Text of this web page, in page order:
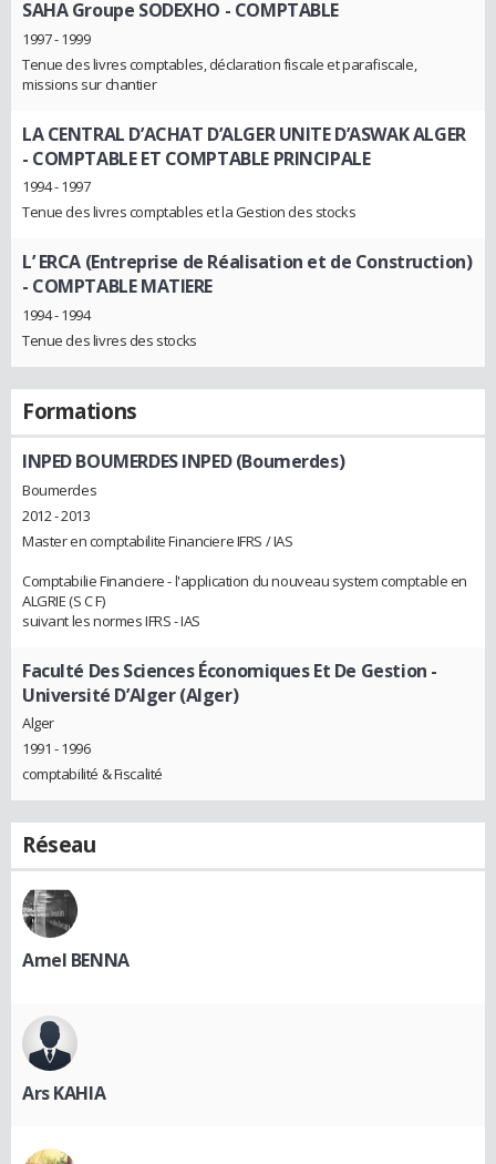
SAHA Groupe SODEXHO - COMPTABLE
1997 - 1999
Tenue des livres comptables, déclaration fiscale et parafiscale,
missions sur chantier
LA CENTRAL D’ACHAT D’ALGER UNITE D’ASWAK ALGER
- COMPTABLE ET COMPTABLE PRINCIPALE
1994 - 1997
Tenue des livres comptables et la Gestion des stocks
L’ ERCA (Entreprise de Réalisation et de Construction)
- COMPTABLE MATIERE
1994 - 1994
Tenue des livres des stocks
Formations
INPED BOUMERDES INPED (Boumerdes)
Boumerdes
2012 - 2013
Master en comptabilite Financiere IFRS / IAS
Comptabilie Financiere - l'application du nouveau system comptable en
ALGRIE (S C F)
suivant les normes IFRS - IAS
Faculté Des Sciences Économiques Et De Gestion -
Université D’Alger (Alger)
Alger
1991 - 1996
comptabilité & Fiscalité
Réseau
Amel BENNA
Ars KAHIA